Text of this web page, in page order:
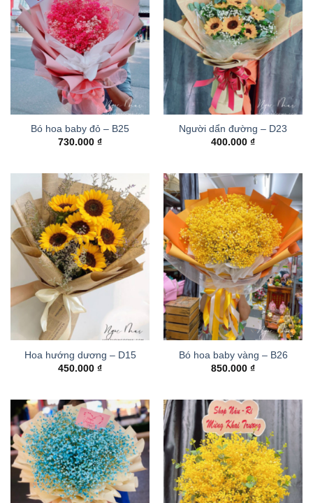
Bó hoa baby đỏ – B25
730.000 ₫
Người dẩn đường – D23
400.000 ₫
Hoa hướng dương – D15
450.000 ₫
Bó hoa baby vàng – B26
850.000 ₫